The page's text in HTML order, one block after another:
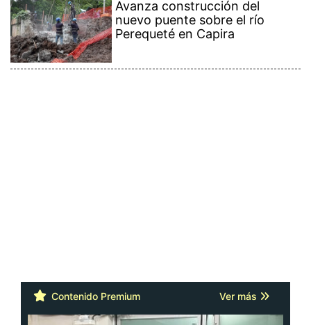
Avanza construcción del
nuevo puente sobre el río
Perequeté en Capira
Contenido Premium Ver más